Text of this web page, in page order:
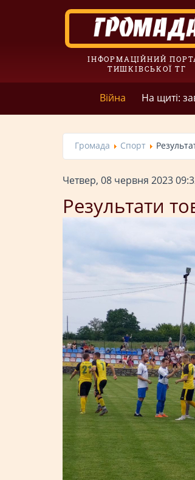
ІНФОРМАЦІЙНИЙ
ТИШКІВСЬКОЇ ТГ
Війна На щиті:
Громада Спорт
Четвер, 08 червня 2023
Результати